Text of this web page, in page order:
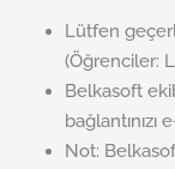
Lütfen
(Öğrenciler:
Belkasoft
Not: